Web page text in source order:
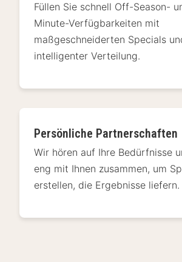
Füllen Sie schnell Off-Season-
Minute-Verfügbarkeiten mit
maßgeschneiderten Specials
intelligenter Verteilung.
Persönliche Partnerschaften
Wir hören auf Ihre Bedürfnisse
eng mit Ihnen zusammen, um
erstellen, die Ergebnisse liefern.